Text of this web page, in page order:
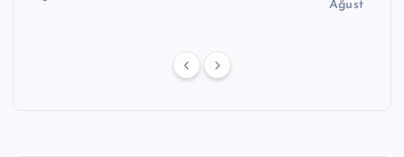
Ağustos 10,